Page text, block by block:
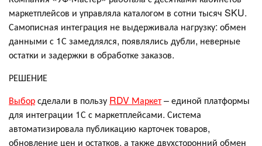
маркетплейсов и управляла каталогом в сотни тысяч SKU.
Самописная интеграция не выдерживала нагрузку: обмен
данными с 1С замедлялся, появлялись дубли, неверные
остатки и задержки в обработке заказов.
РЕШЕНИЕ
Выборсделали в пользу RDV Маркет– единой платформы
для интеграции 1С с маркетплейсами. Система
автоматизировала публикацию карточек товаров,
обновление цен и остатков, а также двухсторонний обмен